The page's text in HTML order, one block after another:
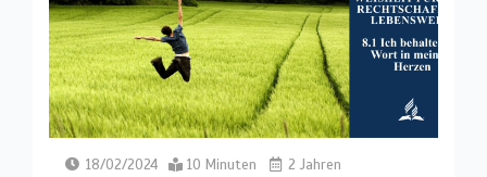
18/02/2024 10 Minuten 2 Jahren